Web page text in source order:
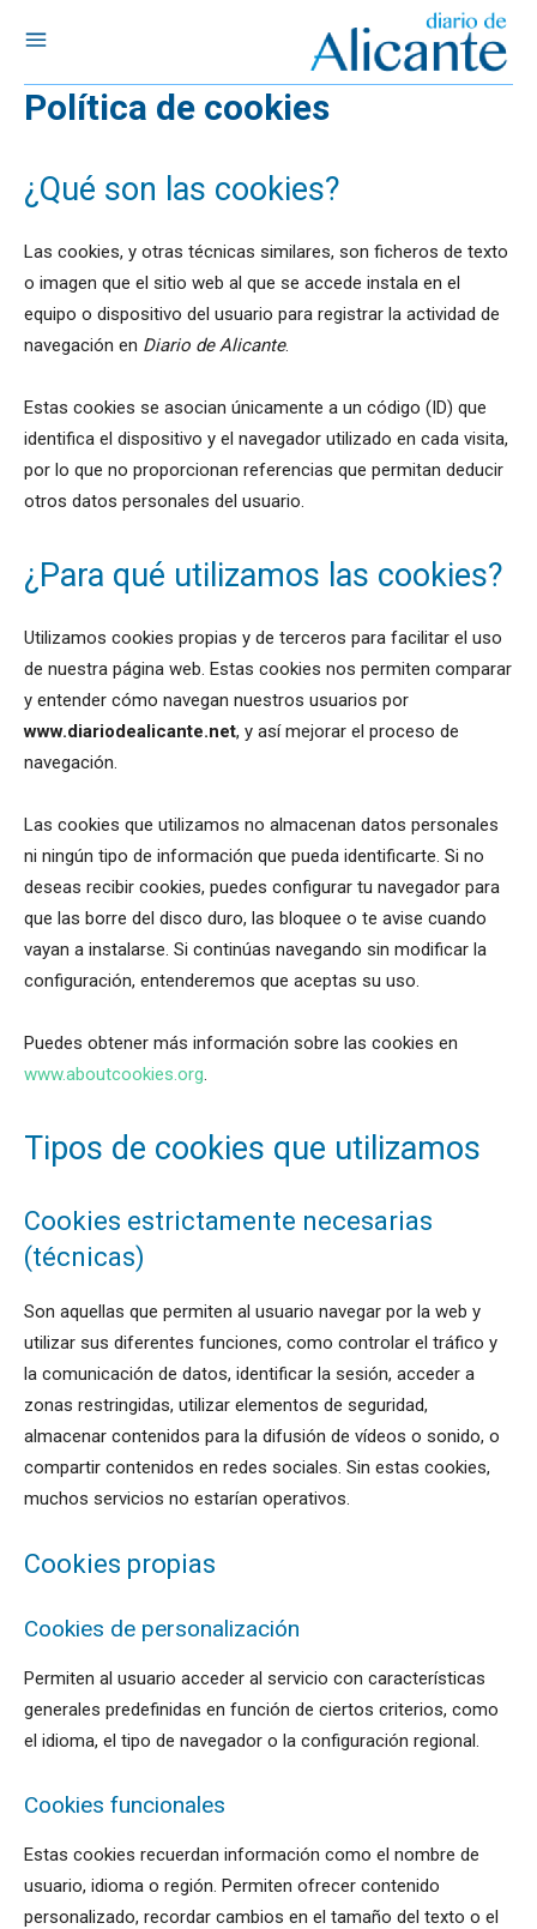
Política de cookies
¿Qué son las cookies?
Las cookies, y otras técnicas similares, son ficheros de texto
o imagen que el sitio web al que se accede instala en el
equipo o dispositivo del usuario para registrar la actividad de
navegación en Diario de Alicante.
Estas cookies se asocian únicamente a un código (ID) que
identifica el dispositivo y el navegador utilizado en cada visita,
por lo que no proporcionan referencias que permitan deducir
otros datos personales del usuario.
¿Para qué utilizamos las cookies?
Utilizamos cookies propias y de terceros para facilitar el uso
de nuestra página web. Estas cookies nos permiten comparar
y entender cómo navegan nuestros usuarios por
www.diariodealicante.net, y así mejorar el proceso de
navegación.
Las cookies que utilizamos no almacenan datos personales
ni ningún tipo de información que pueda identificarte. Si no
deseas recibir cookies, puedes configurar tu navegador para
que las borre del disco duro, las bloquee o te avise cuando
vayan a instalarse. Si continúas navegando sin modificar la
configuración, entenderemos que aceptas su uso.
Puedes obtener más información sobre las cookies en
www.aboutcookies.org.
Tipos de cookies que utilizamos
Cookies estrictamente necesarias
(técnicas)
Son aquellas que permiten al usuario navegar por la web y
utilizar sus diferentes funciones, como controlar el tráfico y
la comunicación de datos, identificar la sesión, acceder a
zonas restringidas, utilizar elementos de seguridad,
almacenar contenidos para la difusión de vídeos o sonido, o
compartir contenidos en redes sociales. Sin estas cookies,
muchos servicios no estarían operativos.
Cookies propias
Cookies de personalización
Permiten al usuario acceder al servicio con características
generales predefinidas en función de ciertos criterios, como
el idioma, el tipo de navegador o la configuración regional.
Cookies funcionales
Estas cookies recuerdan información como el nombre de
usuario, idioma o región. Permiten ofrecer contenido
personalizado, recordar cambios en el tamaño del texto o el